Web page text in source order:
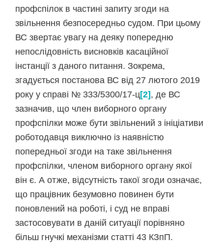
профспілок в частині запиту згоди на
звільнення безпосередньо судом. При цьому
ВС звертає увагу на деяку попередню
непослідовність висновків касаційної
інстанції з даного питання. Зокрема,
згадується постанова ВС від 27 лютого 2019
року у справі № 333/5300/17-ц[2] , де ВС
зазначив, що член виборного органу
профспілки може бути звільнений з ініціативи
роботодавця виключно із наявністю
попередньої згоди на таке звільнення
профспілки, членом виборного органу якої
він є. А отже, відсутність такої згоди означає,
що працівник безумовно повинен бути
поновлений на роботі, і суд не вправі
застосовувати в даній ситуації порівняно
більш гнучкі механізми статті 43 КЗпП.